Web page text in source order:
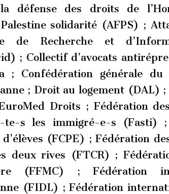
défense des droits de
solidarité (AFPS) ;
de Recherche et
; Collectif d’avocats
; Confédération générale
; Droit au logement (DAL)
Droits ; Fédération
te-s les immigré-e-s (Fasti) ;
(FCPE) ; Fédération
deux rives (FTCR) ;
(FFMC) ; Fédération
(FIDL) ; Fédération